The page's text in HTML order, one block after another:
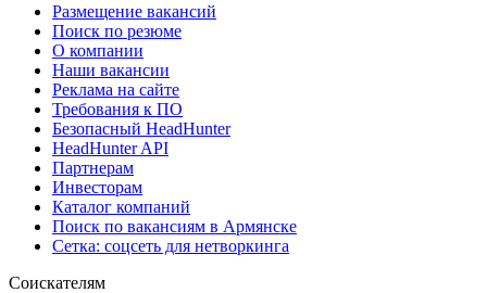
Размещение вакансий
Поиск по резюме
О компании
Наши вакансии
Реклама на сайте
Требования к ПО
Безопасный HeadHunter
HeadHunter API
Партнерам
Инвесторам
Каталог компаний
Поиск по вакансиям в Армянске
Сетка: соцсеть для нетворкинга
Соискателям